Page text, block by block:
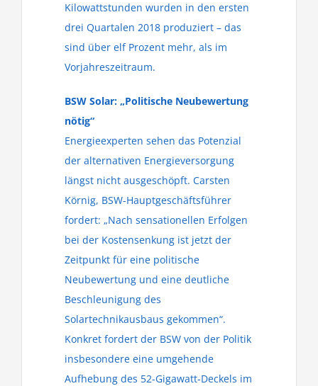
Kilowattstunden wurden in den ersten
drei Quartalen 2018 produziert – das
sind über elf Prozent mehr, als im
Vorjahreszeitraum.
BSW Solar: „Politische Neubewertung
nötig“
Energieexperten sehen das Potenzial
der alternativen Energieversorgung
längst nicht ausgeschöpft. Carsten
Körnig, BSW-Hauptgeschäftsführer
fordert: „Nach sensationellen Erfolgen
bei der Kostensenkung ist jetzt der
Zeitpunkt für eine politische
Neubewertung und eine deutliche
Beschleunigung des
Solartechnikausbaus gekommen“.
Konkret fordert der BSW von der Politik
insbesondere eine umgehende
Aufhebung des 52-Gigawatt-Deckels im